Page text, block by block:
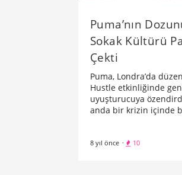
Puma’nın
Sokak Kültürü
Çekti
Puma, Londra’da
Hustle etkinliğinde
uyuşturucuya
anda bir krizin içinde
8 yıl önce · 10